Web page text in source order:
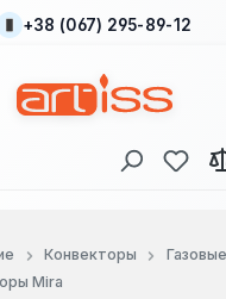
содержанию
+38 (067) 295-89-12
У
Конвекторы
Mira